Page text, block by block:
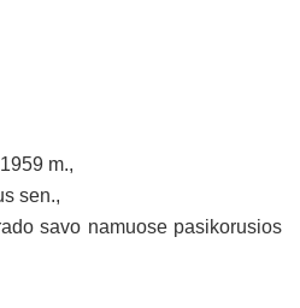
1959 m.,
sen.,
savo namuose pasikorusios